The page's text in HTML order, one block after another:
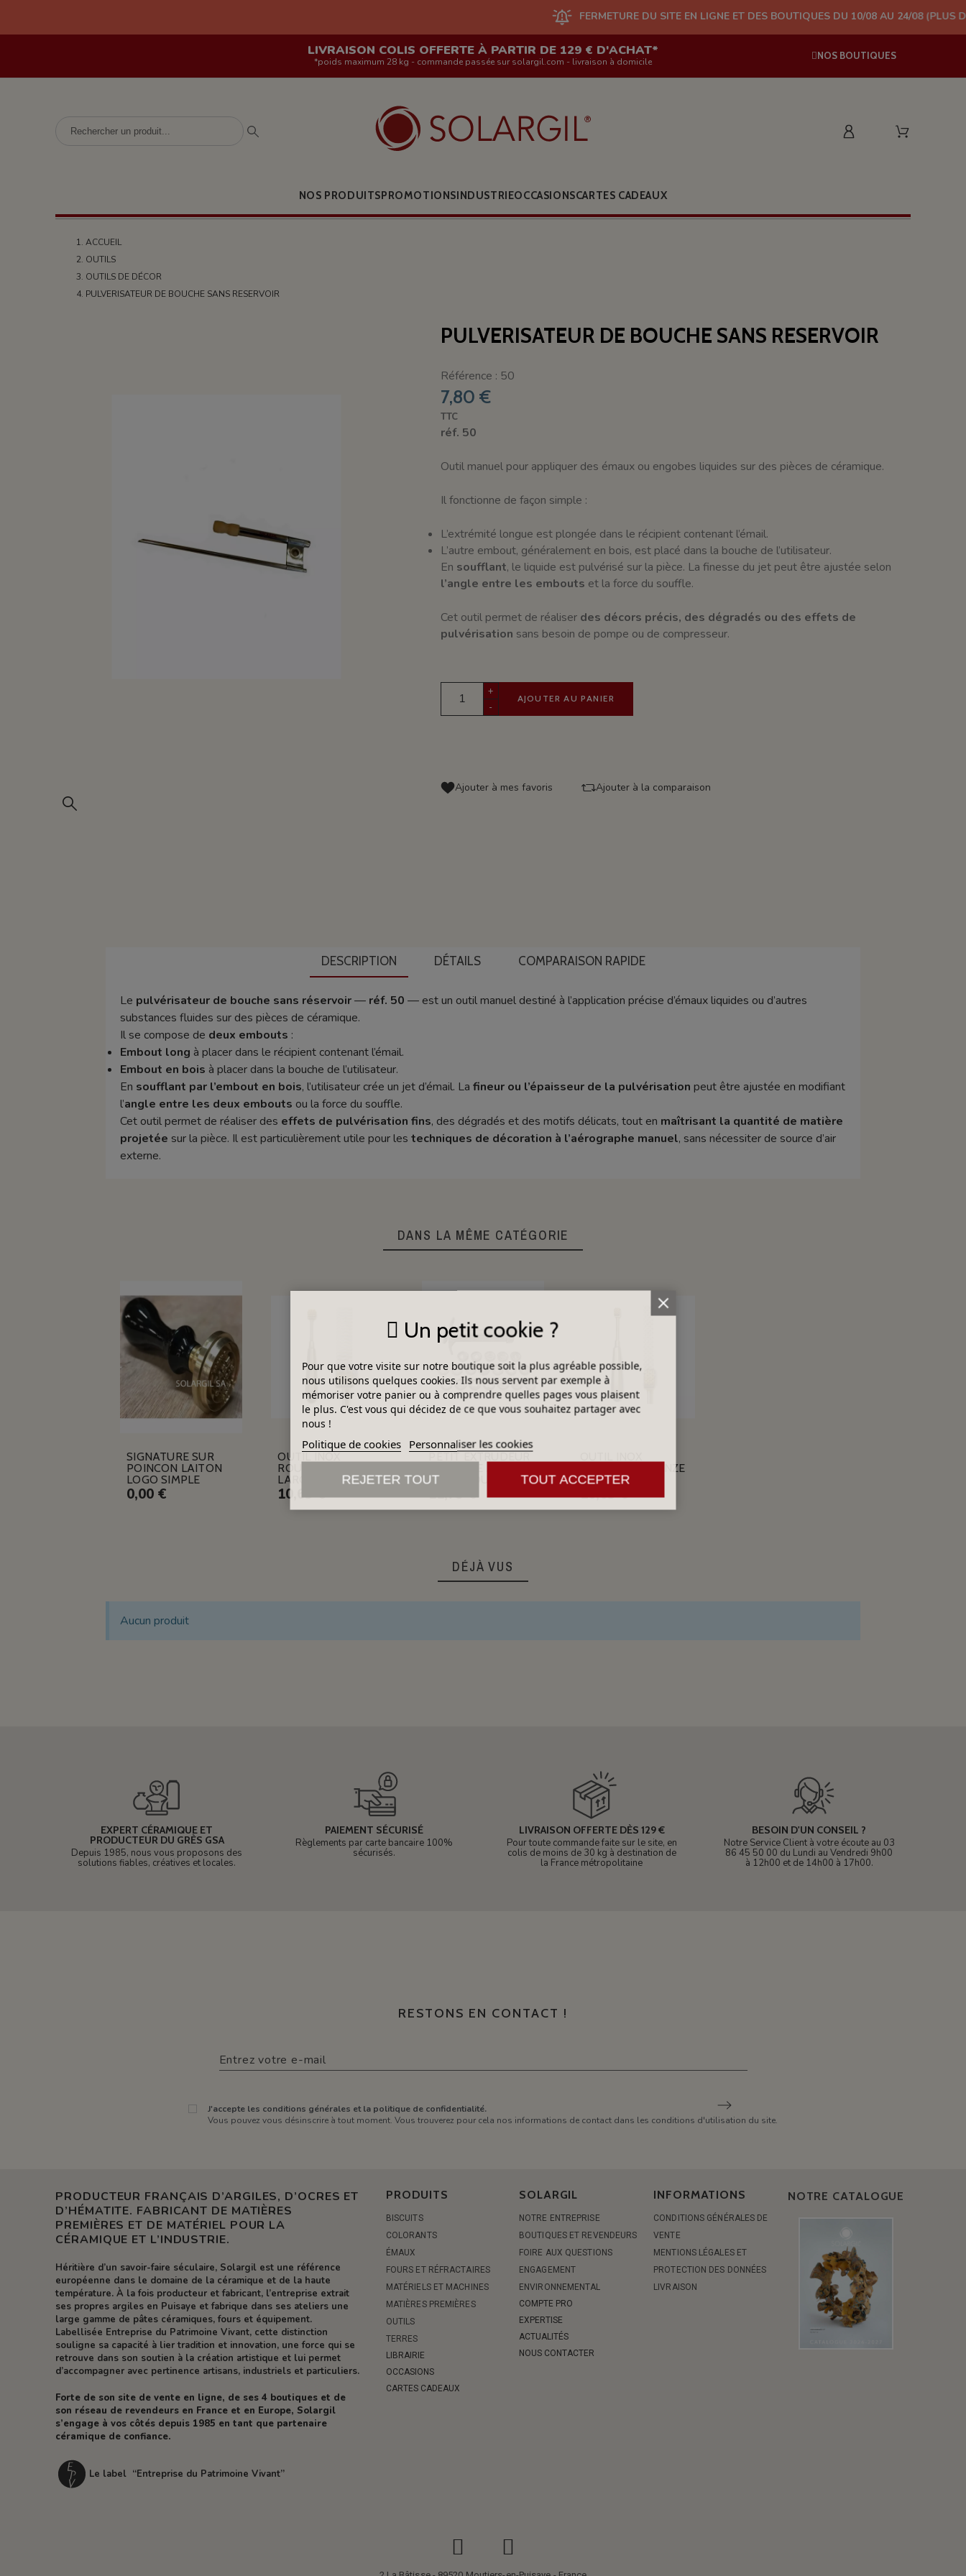
FERMETURE DU SITE EN LIGNE ET DES BOUTIQUES DU 10/08 AU 24/08 (PLUS
LIVRAISON COLIS OFFERTE À PARTIR DE 129 € D'ACHAT*
*poids maximum 28 kg - commande passée sur solargil.com - livraison à domicile
NOS BOUTIQUES
NOS PRODUITSPROMOTIONSINDUSTRIEOCCASIONSCARTES CADEAUX
ACCUEIL
OUTILS
OUTILS DE DÉCOR
PULVERISATEUR DE BOUCHE SANS RESERVOIR
PULVERISATEUR DE BOUCHE SANS RESERVOIR
Référence : 50
7,80 €
TTC
réf. 50
Outil manuel pour appliquer des émaux ou engobes liquides sur des pièces de céramique.
Il fonctionne de façon simple :
L’extrémité longue est plongée dans le récipient contenant l’émail.
L’autre embout, généralement en bois, est placé dans la bouche de l’utilisateur.
En soufflant, le liquide est pulvérisé sur la pièce. La finesse du jet peut être ajustée selon
l’angle entre les embouts et la force du souffle.
Cet outil permet de réaliser des décors précis, des dégradés ou des effets de
pulvérisation sans besoin de pompe ou de compresseur.
+
-
AJOUTER AU PANIER
Ajouter à mes favoris Ajouter à la comparaison
DESCRIPTION DÉTAILS COMPARAISON RAPIDE
Le pulvérisateur de bouche sans réservoir— réf. 50 — est un outil manuel destiné à l’application précise d’émaux liquides ou d’autres
substances fluides sur des pièces de céramique.
Il se compose de deux embouts :
Embout long à placer dans le récipient contenant l’émail.
Embout en bois à placer dans la bouche de l’utilisateur.
En soufflant par l’embout en bois, l’utilisateur crée un jet d’émail. La fineur ou l’épaisseur de la pulvérisation peut être ajustée en modifiant
l’angle entre les deux embouts ou la force du souffle.
Cet outil permet de réaliser des effets de pulvérisation fins, des dégradés et des motifs délicats, tout en maîtrisant la quantité de matière
projetée sur la pièce. Il est particulièrement utile pour les techniques de décoration à l’aérographe manuel, sans nécessiter de source d’air
externe.
DANS LA MÊME CATÉGORIE
SIGNATURE SUR
POINCON LAITON
LOGO SIMPLE
0,00 €
OUTIL INOX
ROULETTE BRONZE
LARG.14 MM
10,63 €
PETIT EXTRUDEUR
/ 19 EMBOUTS
11,75 €
ROULETTE BRONZE
LARG.9.5 MM
10,63 €
DÉJÀ VUS
Aucun produit
EXPERT CÉRAMIQUE ET
PRODUCTEUR DU GRÈS GSA
Depuis 1985, nous vous proposons des
solutions fiables, créatives et locales.
PAIEMENT SÉCURISÉ
Règlements par carte bancaire 100%
sécurisés.
LIVRAISON OFFERTE DÈS 129 €
Pour toute commande faite sur le site, en
colis de moins de 30 kg à destination de
la France métropolitaine
BESOIN D'UN CONSEIL ?
Notre Service Client à votre écoute au 03
86 45 50 00 du Lundi au Vendredi 9h00
à 12h00 et de 14h00 à 17h00.
RESTONS EN CONTACT !
J'accepte les conditions générales et la politique de confidentialité.
Vous pouvez vous désinscrire à tout moment. Vous trouverez pour cela nos informations de contact dans les conditions d'utilisation du site.
PRODUCTEUR FRANÇAIS D’ARGILES, D’OCRES ET
D’HÉMATITE. FABRICANT DE MATIÈRES
PREMIÈRES ET DE MATÉRIEL POUR LA
CÉRAMIQUE ET L’INDUSTRIE.
Héritière d’un savoir-faire séculaire, Solargil est une référence
européenne dans le domaine de la céramique et de la haute
température. À la fois producteur et fabricant, l’entreprise extrait
ses propres argiles en Puisaye et fabrique dans ses ateliers une
large gamme de pâtes céramiques, fours et équipement.
Labellisée Entreprise du Patrimoine Vivant, cette distinction
souligne sa capacité à lier tradition et innovation, une force qui se
retrouve dans son soutien à la création artistique et lui permet
d’accompagner avec pertinence artisans, industriels et particuliers.
Forte de son site de vente en ligne, de ses 4 boutiques et de
son réseau de revendeurs en France et en Europe, Solargil
s’engage à vos côtés depuis 1985 en tant que partenaire
céramique de confiance.
Le label “Entreprise du Patrimoine Vivant”
PRODUITS
BISCUITS
COLORANTS
ÉMAUX
FOURS ET RÉFRACTAIRES
MATÉRIELS ET MACHINES
MATIÈRES PREMIÈRES
OUTILS
TERRES
LIBRAIRIE
OCCASIONS
CARTES CADEAUX
SOLARGIL
NOTRE ENTREPRISE
BOUTIQUES ET REVENDEURS
FOIRE AUX QUESTIONS
ENGAGEMENT
ENVIRONNEMENTAL
COMPTE PRO
EXPERTISE
ACTUALITÉS
NOUS CONTACTER
INFORMATIONS
CONDITIONS GÉNÉRALES DE
VENTE
MENTIONS LÉGALES ET
PROTECTION DES DONNÉES
LIVRAISON
NOTRE CATALOGUE
Un petit cookie ?
Pour que votre visite sur notre boutique soit la plus agréable possible,
nous utilisons quelques cookies. Ils nous servent par exemple à
mémoriser votre panier ou à comprendre quelles pages vous plaisent
le plus. C'est vous qui décidez de ce que vous souhaitez partager avec
nous !
Politique de cookies Personnaliser les cookies
REJETER TOUT TOUT ACCEPTER